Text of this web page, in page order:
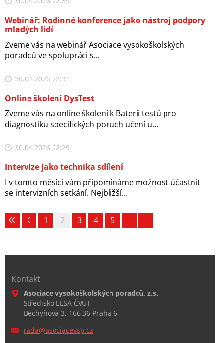
Webinář: Rodinné konference jako nástroj podpory
mladých lidí
Zveme vás na webinář Asociace vysokoškolských
poradců ve spolupráci s...
30.04.2026 22:31
Online školení DysTest
Zveme vás na online školení k Baterii testů pro
diagnostiku specifických poruch učení u...
30.04.2026 22:29
Intervize jako technika sdílení
I v tomto měsíci vám připomínáme možnost účastnit
se intervizních setkání. Nejbližší...
1 2 3 4 5
Kontakt
Asociace vysokoškolských poradců, z.s.
Středisko ELSA ČVUT
Bechyňova 3, 166 36 Praha 6
rada@asociacevsp.cz